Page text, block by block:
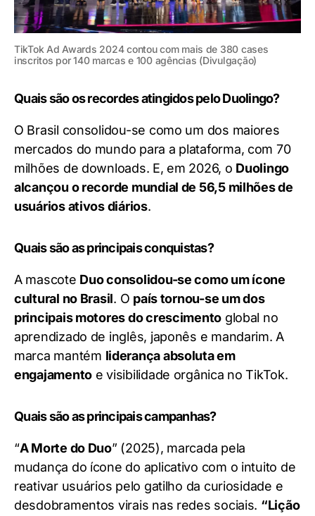
TikTok Ad Awards 2024 contou com mais de 380 cases
inscritos por 140 marcas e 100 agências (Divulgação)
Quais são os recordes atingidos pelo Duolingo?
O Brasil consolidou-se como um dos maiores
mercados do mundo para a plataforma, com 70
milhões de downloads. E, em 2026, o Duolingo
alcançou o recorde mundial de 56,5 milhões de
usuários ativos diários.
Quais são as principais conquistas?
A mascote Duo consolidou-se como um ícone
cultural no Brasil. O país tornou-se um dos
principais motores do crescimento global no
aprendizado de inglês, japonês e mandarim. A
marca mantém liderança absoluta em
engajamento e visibilidade orgânica no TikTok.
Quais são as principais campanhas?
“A Morte do Duo” (2025), marcada pela
mudança do ícone do aplicativo com o intuito de
reativar usuários pelo gatilho da curiosidade e
desdobramentos virais nas redes sociais. “Lição